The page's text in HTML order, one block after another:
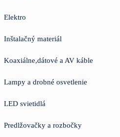
Elektro
Inštalačný materiál
Koaxiálne,dátové a AV káble
Lampy a drobné osvetlenie
LED svietidlá
Predlžovačky a rozbočky